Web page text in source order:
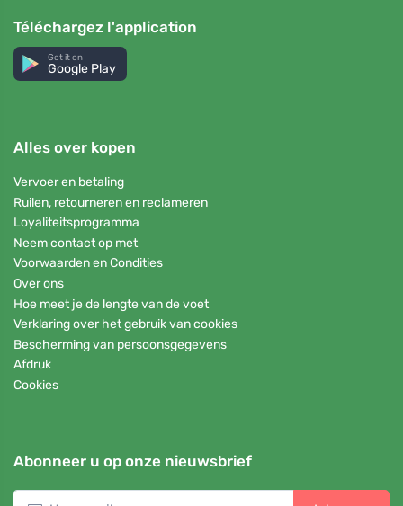
Téléchargez l'application
Get it on
Google Play
Alles over kopen
Vervoer en betaling
Ruilen, retourneren en reclameren
Loyaliteitsprogramma
Neem contact op met
Voorwaarden en Condities
Over ons
Hoe meet je de lengte van de voet
Verklaring over het gebruik van cookies
Bescherming van persoonsgegevens
Afdruk
Cookies
Abonneer u op onze nieuwsbrief